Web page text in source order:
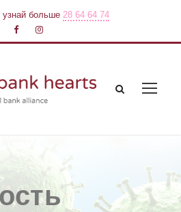
узнай больше28 64 64 74